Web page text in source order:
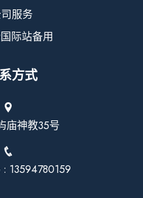
服务
际站备用
方式
庙神教35号
13594780159